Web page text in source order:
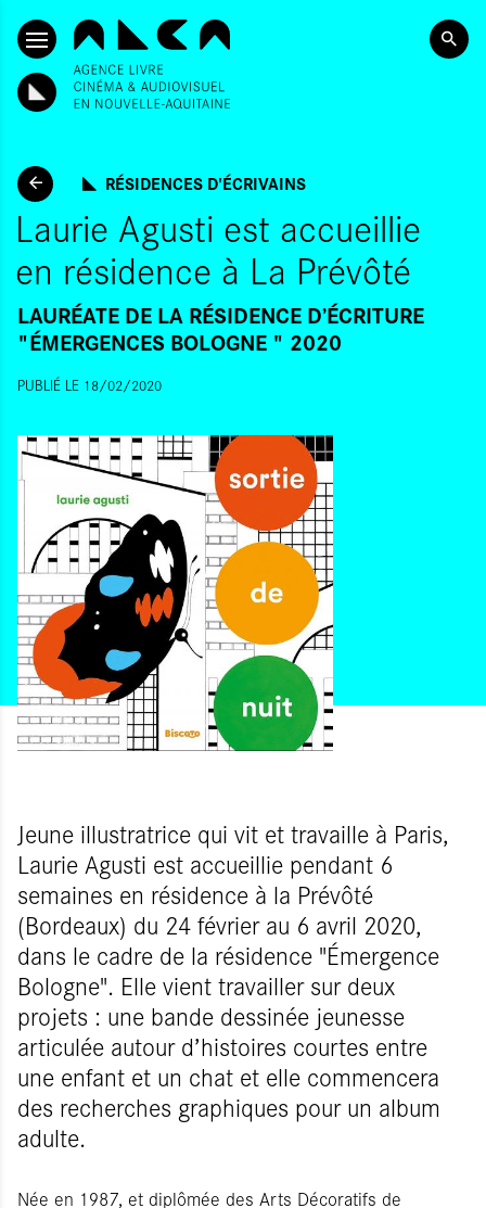
ALLER AU CONTENU PRINCIPAL
RÉSIDENCES D'ÉCRIVAINS
Laurie Agusti est accueillie
en résidence à La Prévôté
LAURÉATE DE LA RÉSIDENCE D’ÉCRITURE
"ÉMERGENCES BOLOGNE " 2020
PUBLIÉ LE 18/02/2020
Jeune illustratrice qui vit et travaille à Paris,
Laurie Agusti est accueillie pendant 6
semaines en résidence à la Prévôté
(Bordeaux) du 24 février au 6 avril 2020,
dans le cadre de la résidence "Émergence
Bologne". Elle vient travailler sur deux
projets : une bande dessinée jeunesse
articulée autour d’histoires courtes entre
une enfant et un chat et elle commencera
des recherches graphiques pour un album
adulte.
Née en 1987, et diplômée des Arts Décoratifs de